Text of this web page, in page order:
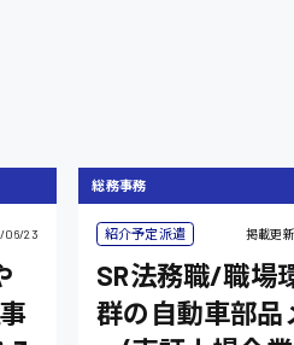
06/23
総務事務
紹介予定派遣 掲載更
SR法務職/職場
群の自動車部品